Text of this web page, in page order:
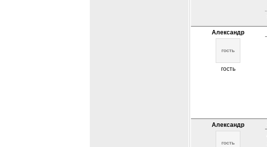
Александр
гость
Александр